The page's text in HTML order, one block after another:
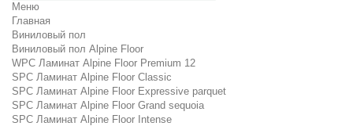
Меню
Главная
Виниловый пол
Виниловый пол Alpine Floor
WPC Ламинат Alpine Floor Premium 12
SPC Ламинат Alpine Floor Classic
SPC Ламинат Alpine Floor Expressive parquet
SPC Ламинат Alpine Floor Grand sequoia
SPC Ламинат Alpine Floor Intense